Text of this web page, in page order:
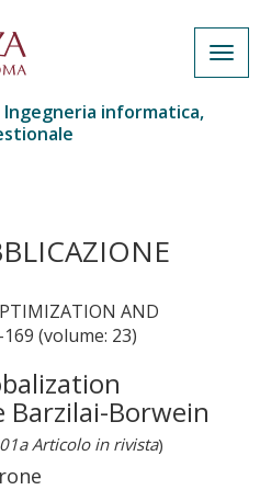
informatica,
AND
(volume: 23)
Borwein
01a Articolo in rivista)